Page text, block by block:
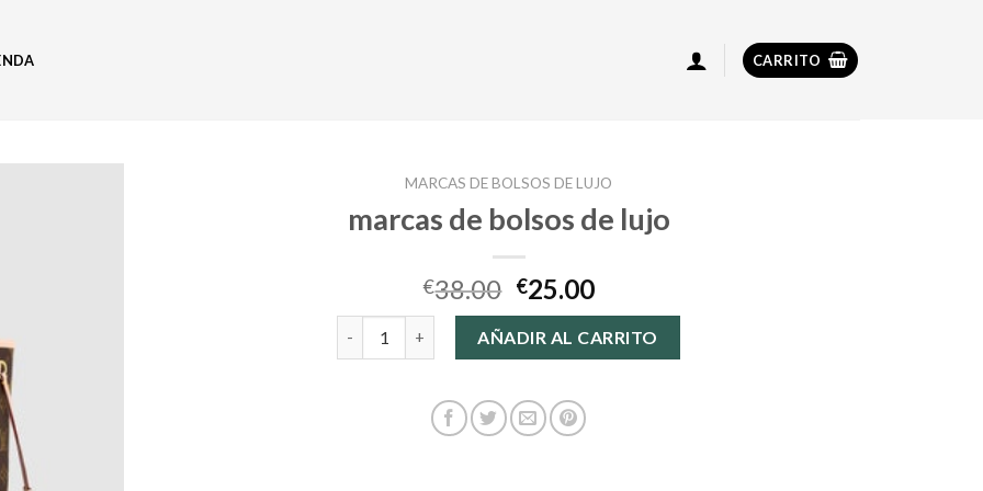
CARRITO
MARCAS DE BOLSOS DE LUJO
marcas de bolsos de lujo
€38.00 €25.00
marcas de bolsos de lujo cantidad
AÑADIR AL CARRITO